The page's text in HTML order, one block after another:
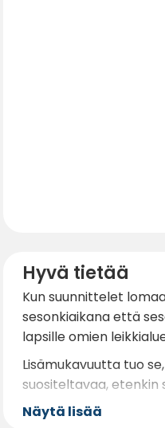
Hyvä tietää
Kun suunnittelet
sesonkiaikana että
lapsille omien
Lisämukavuutta tuo
suositeltavaa, etenkin
Näytä lisää